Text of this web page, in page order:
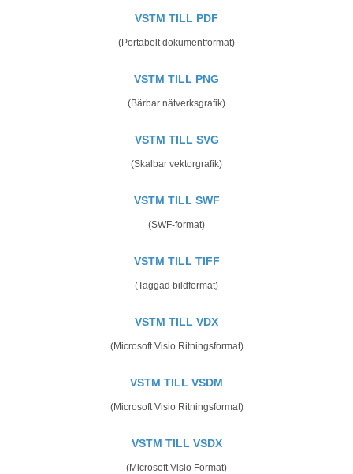
VSTM TILL PDF
(Portabelt dokumentformat)
VSTM TILL PNG
(Bärbar nätverksgrafik)
VSTM TILL SVG
(Skalbar vektorgrafik)
VSTM TILL SWF
(SWF-format)
VSTM TILL TIFF
(Taggad bildformat)
VSTM TILL VDX
(Microsoft Visio Ritningsformat)
VSTM TILL VSDM
(Microsoft Visio Ritningsformat)
VSTM TILL VSDX
(Microsoft Visio Format)